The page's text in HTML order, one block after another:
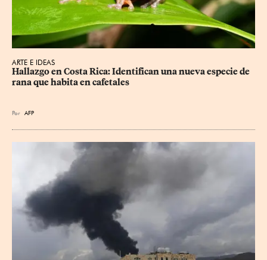
ARTE E IDEAS
Hallazgo en Costa Rica: Identifican una nueva especie de
rana que habita en cafetales
Por AFP